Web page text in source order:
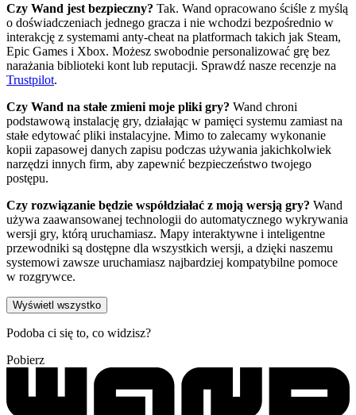
Czy Wand jest bezpieczny? Tak. Wand opracowano ściśle z myślą
o doświadczeniach jednego gracza i nie wchodzi bezpośrednio w
interakcję z systemami anty-cheat na platformach takich jak Steam,
Epic Games i Xbox. Możesz swobodnie personalizować grę bez
narażania biblioteki kont lub reputacji. Sprawdź nasze recenzje na
Trustpilot.
Czy Wand na stałe zmieni moje pliki gry? Wand chroni
podstawową instalację gry, działając w pamięci systemu zamiast na
stałe edytować pliki instalacyjne. Mimo to zalecamy wykonanie
kopii zapasowej danych zapisu podczas używania jakichkolwiek
narzędzi innych firm, aby zapewnić bezpieczeństwo twojego
postępu.
Czy rozwiązanie będzie współdziałać z moją wersją gry? Wand
używa zaawansowanej technologii do automatycznego wykrywania
wersji gry, którą uruchamiasz. Mapy interaktywne i inteligentne
przewodniki są dostępne dla wszystkich wersji, a dzięki naszemu
systemowi zawsze uruchamiasz najbardziej kompatybilne pomoce
w rozgrywce.
Wyświetl wszystko
Podoba ci się to, co widzisz?
Pobierz